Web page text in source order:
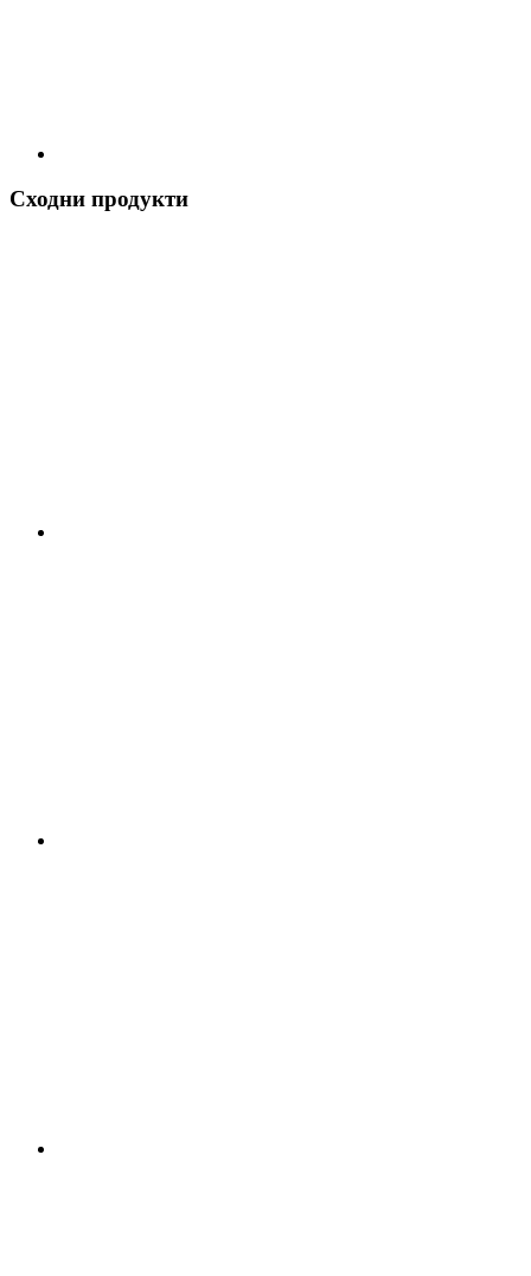
Сходни продукти